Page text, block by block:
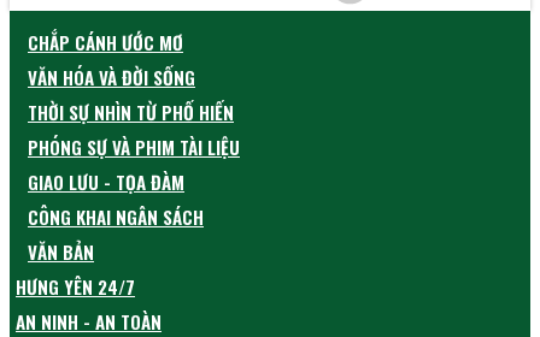
CHẮP CÁNH ƯỚC MƠ
VĂN HÓA VÀ ĐỜI SỐNG
THỜI SỰ NHÌN TỪ PHỐ HIẾN
PHÓNG SỰ VÀ PHIM TÀI LIỆU
GIAO LƯU - TỌA ĐÀM
CÔNG KHAI NGÂN SÁCH
VĂN BẢN
HƯNG YÊN 24/7
AN NINH - AN TOÀN